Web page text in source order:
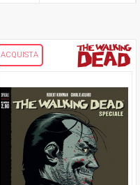
ACQUISTA